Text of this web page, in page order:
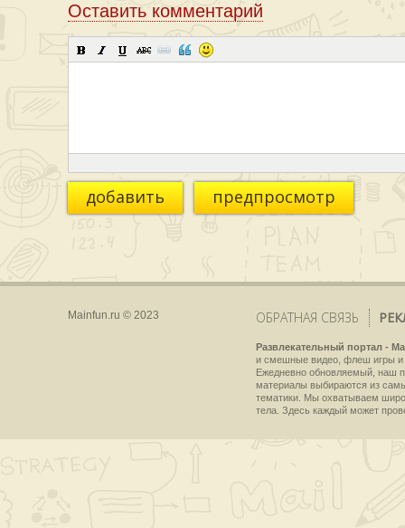
Оставить комментарий
добавить предпросмотр
Mainfun.ru © 2023 ОБРАТНАЯ СВЯЗЬ
Развлекательный портал -
и смешные видео, флеш игры и
Ежедневно обновляемый, наш
материалы выбираются из
тематики. Мы охватываем
тела. Здесь каждый может